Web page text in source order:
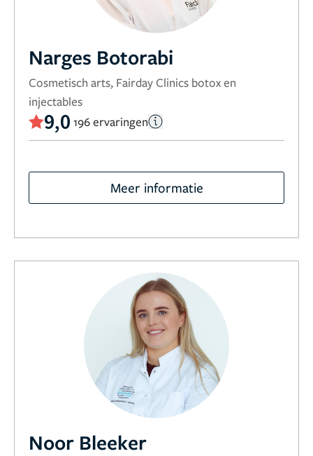
Narges Botorabi
Cosmetisch arts, Fairday Clinics botox en
injectables
9,0 196 ervaringen
Meer informatie
Noor Bleeker